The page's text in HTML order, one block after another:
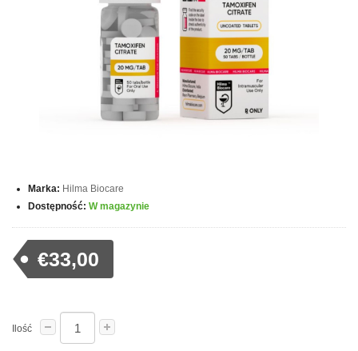
Marka: Hilma Biocare
Dostępność: W magazynie
€33,00
Ilość